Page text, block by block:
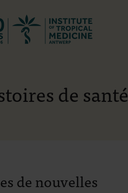
de santé
de nouvelles